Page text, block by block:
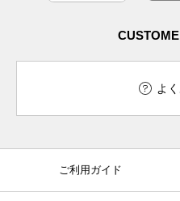
よ
ご利用ガイド